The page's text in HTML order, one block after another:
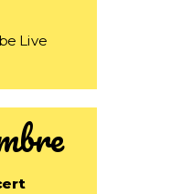
Live